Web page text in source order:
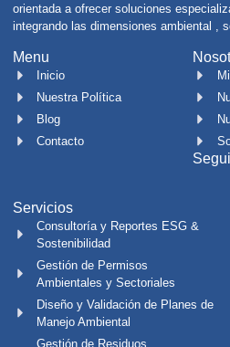
orientada a ofrecer soluciones
integrando las dimensiones ambiental ,
Menu
Inicio
Nuestra Política
Blog
Contacto
Servicios
Consultoría y Reportes ESG &
Sostenibilidad
Gestión de Permisos
Ambientales y Sectoriales
Diseño y Validación de Planes de
Manejo Ambiental
Gestión de Residuos,